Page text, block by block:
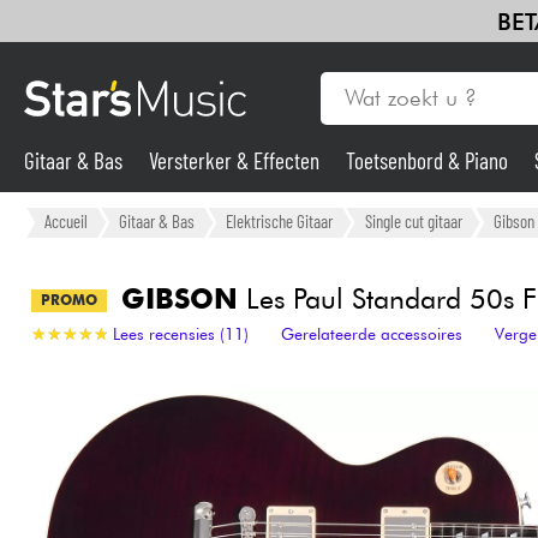
Gitaar & Bas
Synths & samplers
Licht
Gitaar & Bas Versterker & Effecten Toetsenbord & Piano
Accueil Gitaar & Bas Elektrische Gitaar Single cut gitaar Gibson
PROMO GIBSON Les Paul Standard 50s
★★★★★
★★★★★ Lees recensies (11) Gerelateerde accessoires